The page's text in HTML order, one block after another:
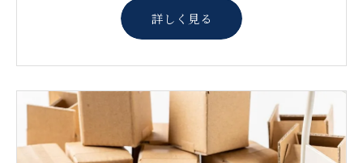
詳しく見る